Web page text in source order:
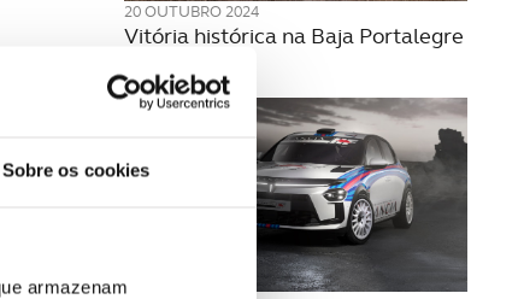
Sobre os cookies
armazenam
20 OUTUBRO 2024
Vitória histórica na Baja Portalegre